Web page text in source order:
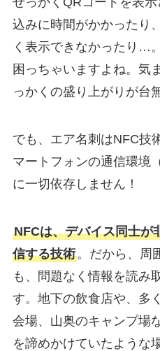
込みに時間がかかったり
く表示できなかったり…
困っちゃいますよね。気
っかくの盛り上がりが台
でも、エア名刺はNFC技
マートフォンの通信環境
に一切依存しません！
NFCは、デバイス同士が
信する技術。だから、周
も、問題なく情報を読み
す。地下の飲食店や、多
会場、山奥のキャンプ場
を諦めかけていたような